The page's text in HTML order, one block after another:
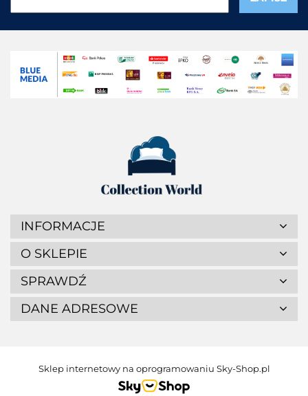
INFORMACJE
O SKLEPIE
SPRAWDŹ
DANE ADRESOWE
Sklep internetowy na oprogramowaniu Sky-Shop.pl